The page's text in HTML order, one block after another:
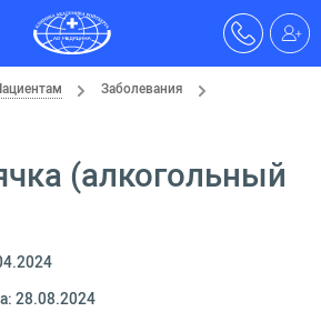
Заболевания
(алкогольный
28.08.2024